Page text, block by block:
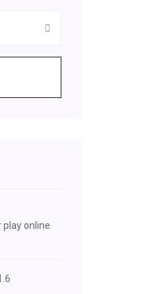
online